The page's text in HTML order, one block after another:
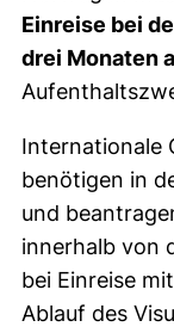
Einreise bei
drei Monaten
Internationale
benötigen in
und
innerhalb von
bei Einreise
Ablauf des